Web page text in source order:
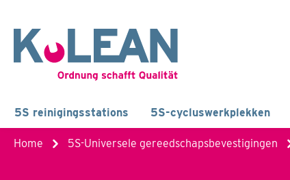
5S reinigingsstations 5S-cycluswerkplekken
Home 5S-Universele gereedschapsbevestigingen